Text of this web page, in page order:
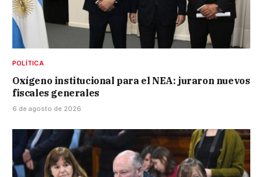
POLÍTICA
Oxígeno institucional para el NEA: juraron nuevos
fiscales generales
6 de agosto de 2026